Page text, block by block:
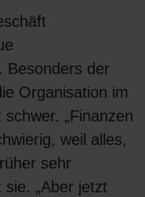
Besonders der
Organisation im
„Finanzen
weil alles,
sehr
„Aber jetzt